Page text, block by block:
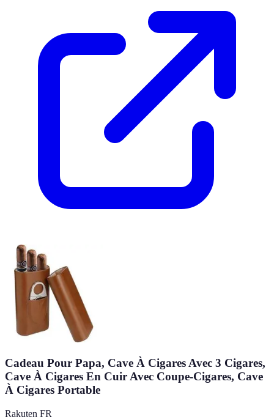
Cadeau Pour Papa, Cave À Cigares Avec 3 Cigares,
Cave À Cigares En Cuir Avec Coupe-Cigares, Cave
À Cigares Portable
Rakuten FR